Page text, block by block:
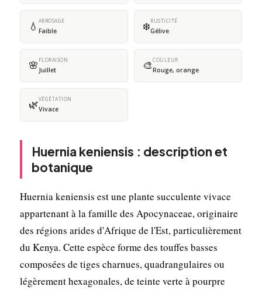
💧 ARROSAGE
Faible ❄️RUSTICITÉ
Gélive
🌸 FLORAISON
Juillet 🎨COULEUR
Rouge, orange
🌿VÉGÉTATION
Vivace
Huernia keniensis : description et
botanique
Huernia keniensis est une plante succulente vivace
appartenant à la famille des Apocynaceae, originaire
des régions arides d'Afrique de l'Est, particulièrement
du Kenya. Cette espèce forme des touffes basses
composées de tiges charnues, quadrangulaires ou
légèrement hexagonales, de teinte verte à pourpre